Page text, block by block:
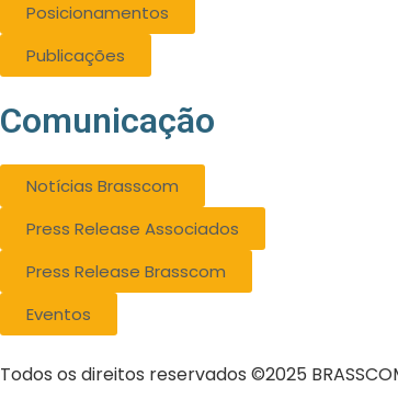
Posicionamentos
Publicações
Comunicação
Notícias Brasscom
Press Release Associados
Press Release Brasscom
Eventos
Todos os direitos reservados ©2025